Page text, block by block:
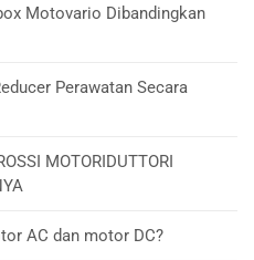
Motovario Dibandingkan
Perawatan Secara
MOTORIDUTTORI
AC dan motor DC?